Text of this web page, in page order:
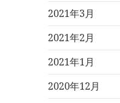
2021年3月
2021年2月
2021年1月
2020年12月